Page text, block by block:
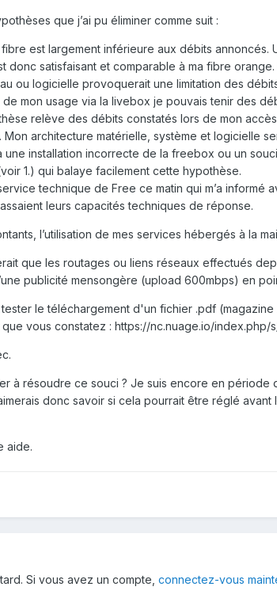
que j’ai pu éliminer comme suit :
est largement inférieure aux débits
donc satisfaisant et comparable à ma fibre
ou logicielle provoquerait une limitation des
mon usage via la livebox je pouvais tenir des
relève des débits constatés lors de mon
architecture matérielle, système et logicielle
installation incorrecte de la freebox ou un
1.) qui balaye facilement cette hypothèse.
technique de Free ce matin qui m’a
leurs capacités techniques de réponse.
l’utilisation de mes services hébergés à la
que les routages ou liens réseaux effectués
publicité mensongère (upload 600mbps) en
le téléchargement d'un fichier .pdf
vous constatez : https://nc.nuage.io/index.php/
à résoudre ce souci ? Je suis encore en
donc savoir si cela pourrait être réglé
aide.
Si vous avez un compte, connectez-vous